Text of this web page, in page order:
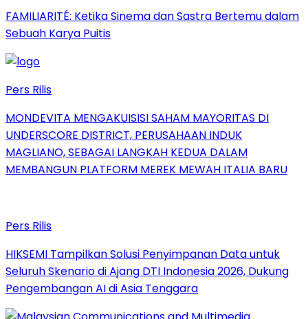
FAMILIARITÉ: Ketika Sinema dan Sastra Bertemu dalam
Sebuah Karya Puitis
Pers Rilis
MONDEVITA MENGAKUISISI SAHAM MAYORITAS DI
UNDERSCORE DISTRICT, PERUSAHAAN INDUK
MAGLIANO, SEBAGAI LANGKAH KEDUA DALAM
MEMBANGUN PLATFORM MEREK MEWAH ITALIA BARU
Pers Rilis
HIKSEMI Tampilkan Solusi Penyimpanan Data untuk
Seluruh Skenario di Ajang DTI Indonesia 2026, Dukung
Pengembangan AI di Asia Tenggara